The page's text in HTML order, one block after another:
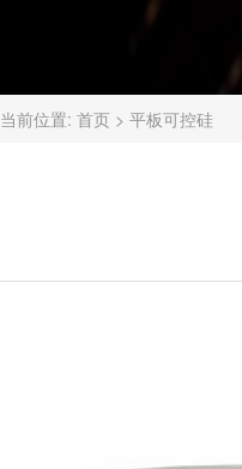
当前位置: 首页 > 平板可控硅